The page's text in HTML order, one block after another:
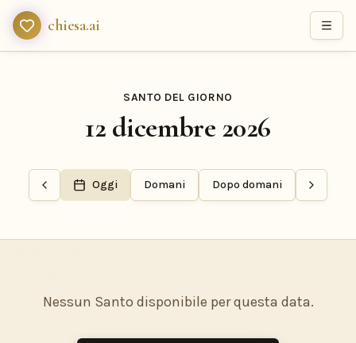
chiesa.ai
SANTO DEL GIORNO
12 dicembre 2026
Oggi Domani Dopo domani
Nessun Santo disponibile per questa data.